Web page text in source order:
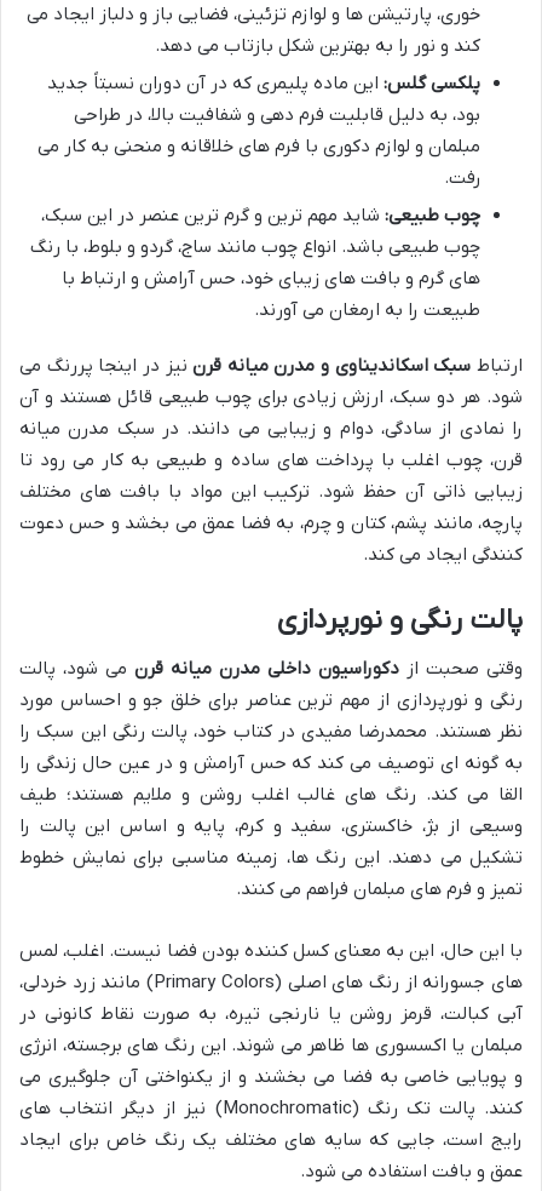
خوری، پارتیشن ها و لوازم تزئینی، فضایی باز و دلباز ایجاد می
کند و نور را به بهترین شکل بازتاب می دهد.
پلکسی گلس: این ماده پلیمری که در آن دوران نسبتاً جدید
بود، به دلیل قابلیت فرم دهی و شفافیت بالا، در طراحی
مبلمان و لوازم دکوری با فرم های خلاقانه و منحنی به کار می
رفت.
چوب طبیعی: شاید مهم ترین و گرم ترین عنصر در این سبک،
چوب طبیعی باشد. انواع چوب مانند ساج، گردو و بلوط، با رنگ
های گرم و بافت های زیبای خود، حس آرامش و ارتباط با
طبیعت را به ارمغان می آورند.
ارتباط سبک اسکاندیناوی و مدرن میانه قرننیز در اینجا پررنگ می
شود. هر دو سبک، ارزش زیادی برای چوب طبیعی قائل هستند و آن
را نمادی از سادگی، دوام و زیبایی می دانند. در سبک مدرن میانه
قرن، چوب اغلب با پرداخت های ساده و طبیعی به کار می رود تا
زیبایی ذاتی آن حفظ شود. ترکیب این مواد با بافت های مختلف
پارچه، مانند پشم، کتان و چرم، به فضا عمق می بخشد و حس دعوت
کنندگی ایجاد می کند.
پالت رنگی و نورپردازی
وقتی صحبت از دکوراسیون داخلی مدرن میانه قرن می شود، پالت
رنگی و نورپردازی از مهم ترین عناصر برای خلق جو و احساس مورد
نظر هستند. محمدرضا مفیدی در کتاب خود، پالت رنگی این سبک را
به گونه ای توصیف می کند که حس آرامش و در عین حال زندگی را
القا می کند. رنگ های غالب اغلب روشن و ملایم هستند؛ طیف
وسیعی از بژ، خاکستری، سفید و کرم، پایه و اساس این پالت را
تشکیل می دهند. این رنگ ها، زمینه مناسبی برای نمایش خطوط
تمیز و فرم های مبلمان فراهم می کنند.
با این حال، این به معنای کسل کننده بودن فضا نیست. اغلب، لمس
های جسورانه از رنگ های اصلی (Primary Colors) مانند زرد خردلی،
آبی کبالت، قرمز روشن یا نارنجی تیره، به صورت نقاط کانونی در
مبلمان یا اکسسوری ها ظاهر می شوند. این رنگ های برجسته، انرژی
و پویایی خاصی به فضا می بخشند و از یکنواختی آن جلوگیری می
کنند. پالت تک رنگ (Monochromatic) نیز از دیگر انتخاب های
رایج است، جایی که سایه های مختلف یک رنگ خاص برای ایجاد
عمق و بافت استفاده می شود.